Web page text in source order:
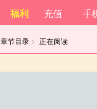
福利 充值 手
章节目录 正在阅读